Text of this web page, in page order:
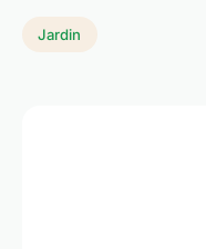
Jardin